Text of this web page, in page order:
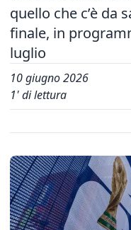
quello che c’è da
finale, in
luglio
10 giugno 2026
1' di lettura